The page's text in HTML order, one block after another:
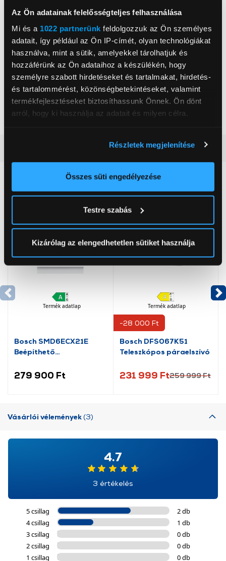
Az Ön adatainak felelősségteljes felhasználása
Mi és a 1022 partnerünk feldolgozzuk az Ön személyes
adatait, így például az Ön IP-címét, olyan technológiákat
használva, mint a sütik, amelyekkel tárolhatjuk és
hozzáférünk az Ön adataihoz a készülékén, hogy
személyre szabott hirdetéseket és tartalmakat, hirdetés-
és tartalommérést, közönségbetekintéseket, valamint
termékfejlesztéseket biztosíthassunk Önnek. Ön dönt
arról, hogy ki használja az adatait és milyen célra.
elhelyezkedéséről pár méteres pontossággal
Az Ön készülékén beazonosítása annak konkrét
módjairól és adja meg preferenciáit aRészletek
pontban. Bármikor módosíthatja vagy visszavonhatja a
Sütinyilatkozathoz való hozzájárulását.
okat használ, melyeket az Ön gépén tárol a rendszer. A
cookie-k személyazonosítására nem alkalmasak,
szolgáltatásaink biztosításához szükségesek. Az oldal
használatával Ön elfogadja a cookie-k használatát.
ésAdatvédelem
Részletek megjelenítése
Összes süti engedélyezése
Testre szabás
Kizárólag az elengedhetetlen sütiket használja
Főzőlap típus
Gáz főzőlap
WOK égő
Igen
Beépítési szélesség
56 cm
Beépítési mélység
48 cm
Beépítési magasság
Gázrózsák száma
4 db
Szín
Fekete
Neked ajánljuk
Termék adatlap
Bosch SMD6ECX21E
Beépíthető
279 900 Ft
-28 000 Ft
Termék adatlap
Bosch DFS067K51
Teleszkópos páraelszívó
231 999 Ft259 999 Ft
Vásárlói vélemények(3)
4.7
3 értékelés
5 csillag
2 db
4 csillag
1 db
3 csillag
0 db
2 csillag
0 db
1 csillag
0 db